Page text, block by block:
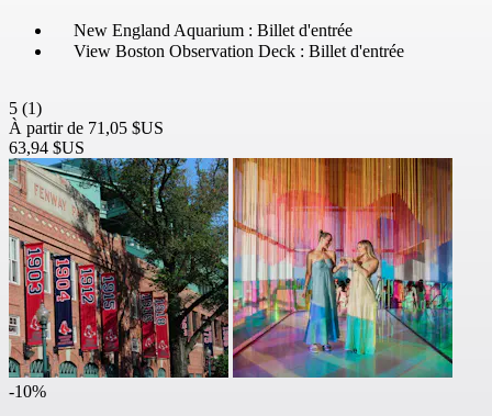
New England Aquarium : Billet d'entrée
View Boston Observation Deck : Billet d'entrée
5 (1)
À partir de 71,05 $US
63,94 $US
-10%